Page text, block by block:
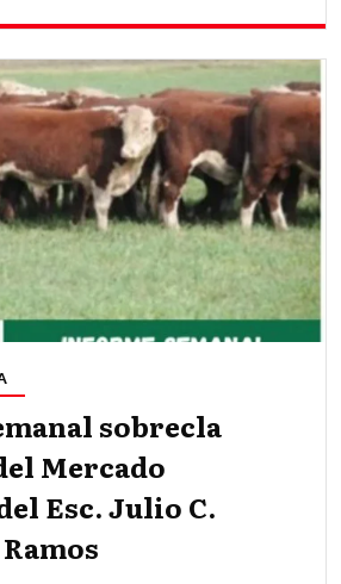
sobrecla
Mercado
Esc. Julio C.